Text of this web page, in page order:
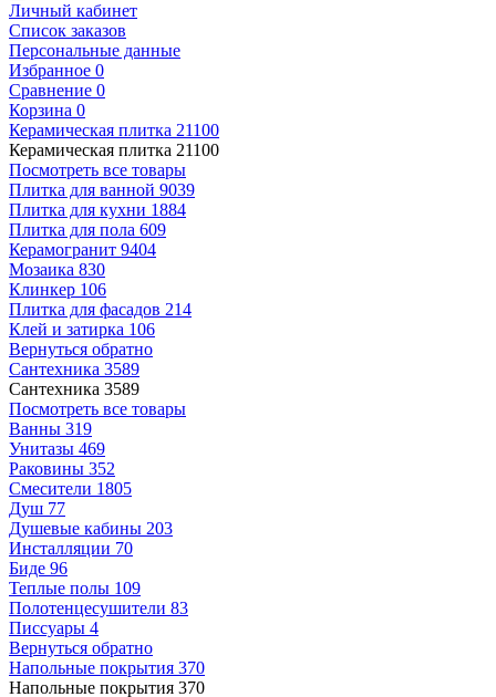
Личный кабинет
Список заказов
Персональные данные
Избранное 0
Сравнение 0
Корзина 0
Керамическая плитка 21100
Керамическая плитка 21100
Посмотреть все товары
Плитка для ванной 9039
Плитка для кухни 1884
Плитка для пола 609
Керамогранит 9404
Мозаика 830
Клинкер 106
Плитка для фасадов 214
Клей и затирка 106
Вернуться обратно
Сантехника 3589
Сантехника 3589
Посмотреть все товары
Ванны 319
Унитазы 469
Раковины 352
Смесители 1805
Душ 77
Душевые кабины 203
Инсталляции 70
Биде 96
Теплые полы 109
Полотенцесушители 83
Писсуары 4
Вернуться обратно
Напольные покрытия 370
Напольные покрытия 370